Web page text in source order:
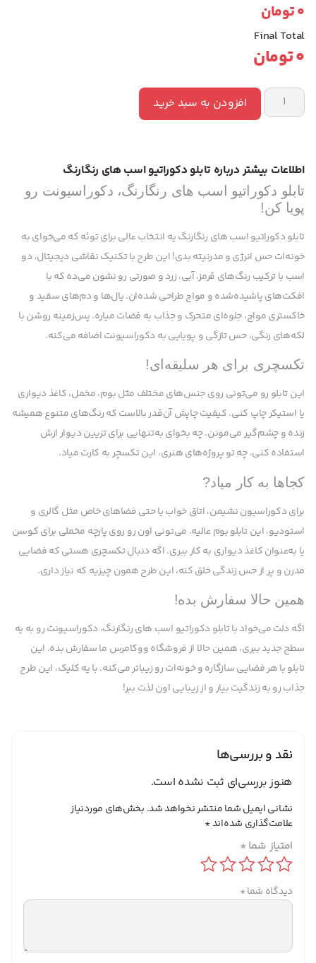
0تومان
Final Total
0تومان
افزودن به سبد خرید
اطلاعات بیشتر درباره تابلو دکوراتیو اسب های رنگارنگ
تابلو دکوراتیو اسب های رنگارنگ، دکوراسیونت رو
پویا کن!
تابلو دکوراتیو اسب های رنگارنگ یه انتخاب عالی برای توئه که می‌خوای به
خونه‌ات حس انرژی و مدرنیته بدی! این طرح با تکنیک نقاشی دیجیتال، دو
اسب با ترکیب رنگ‌های قرمز، آبی، زرد و صورتی رو نشون می‌ده که با
افکت‌های پاشیده‌شده و مواج طراحی شده‌ان. یال‌ها و دم‌های سفید و
خاکستری مواج، جلوه‌ای متحرک و جذاب به فضات میاره. پس‌زمینه روشن با
لکه‌های رنگی، حس تازگی و پویایی به دکوراسیونت اضافه می‌کنه.
تکسچری برای هر سلیقه‌ای!
این تابلو رو می‌تونی روی جنس‌های مختلف مثل بوم، مخمل، کاغذ دیواری
یا استیکر چاپ کنی. کیفیت چاپش آن‌قدر بالاست که رنگ‌های متنوع همیشه
زنده و چشم‌گیر می‌مونن. چه بخوای به‌تنهایی برای تزیین دیوار ازش
استفاده کنی، چه تو پروژه‌های هنری، این تکسچر به کارت میاد.
کجاها به کار میاد?
برای دکوراسیون نشیمن، اتاق خواب یا حتی فضاهای خاص مثل گالری و
استودیو، این تابلو بوم عالیه. می‌تونی اون رو روی پارچه مخملی برای کوسن
یا به‌عنوان کاغذ دیواری به کار ببری. اگه دنبال تکسچری هستی که فضایی
مدرن و پر از حس زندگی خلق کنه، این طرح همون چیزیه که نیاز داری.
همین حالا سفارش بده!
اگه دلت می‌خواد با تابلو دکوراتیو اسب های رنگارنگ، دکوراسیونت رو به یه
سطح جدید ببری، همین حالا از فروشگاه ووکامرس ما سفارش بده. این
تابلو با هر فضایی سازگاره و خونه‌ات رو زیباتر می‌کنه. با یه کلیک، این طرح
جذاب رو به زندگیت بیار و از زیبایی اون لذت ببر!
نقد و بررسی‌ها
هنوز بررسی‌ای ثبت نشده است.
نشانی ایمیل شما منتشر نخواهد شد. بخش‌های موردنیاز
علامت‌گذاری شده‌اند*
امتیاز شما *
دیدگاه شما*